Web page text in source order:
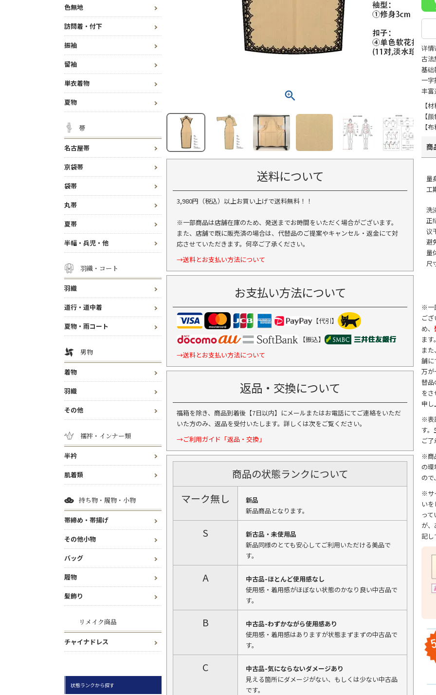
色無地
訪問着・付下
振袖
留袖
単衣着物
夏物
帯
名古屋帯
京袋帯
袋帯
丸帯
夏帯
半幅・兵児・他
羽織・コート
羽織
道行・道中着
夏物・雨コート
男物
着物
羽織
その他
襦袢・インナー類
半衿
肌着類
持ち物・履物・小物
帯締め・帯揚げ
その他小物
バッグ
履物
髪飾り
リメイク商品
チャイナドレス
状態ランクから探す
送料について
3,980円（税込）以上お買い上げで送料無料！！
※一部商品は店舗在庫のため、発送までお時間をいただく場合がございます。
また、店舗で既に販売済の場合は、代替品のご提案やキャンセル・返金にて対
応させていただきます。何卒ご了承ください。
→送料とお支払い方法について
お支払い方法について
【代引】
【振込】
→送料とお支払い方法について
返品・交換について
福箱を除き、商品到着後【7日以内】にメールまたはお電話にてご連絡をいただ
いた方のみ、返品を受付いたします。詳しくは次をご覧ください。
→ご利用ガイド「返品・交換」
商品の状態ランクについて
マーク無し
新品
新品商品となります。
S
新古品・未使用品
新品同様のとても安心してご利用いただける美品で
す。
A
中古品-ほとんど使用感なし
使用感・着用感がほぼない状態のかなり良い中古品で
す。
B
中古品-わずかながら使用感あり
使用感・着用感はありますが状態まずまずの中古品で
す。
C
中古品-気にならないダメージあり
見える箇所にダメージがない、もしくは少ない中古品
です。
详情
古法
基础
一
丰富
【
【
【
商
量
工
洗
正
议
避
量
尺
※一
ご
め、
ます
ま
舗に
万が
替品
を
申し
※表
す
ご
※商
の
の
※サ
い
っ
が
記し